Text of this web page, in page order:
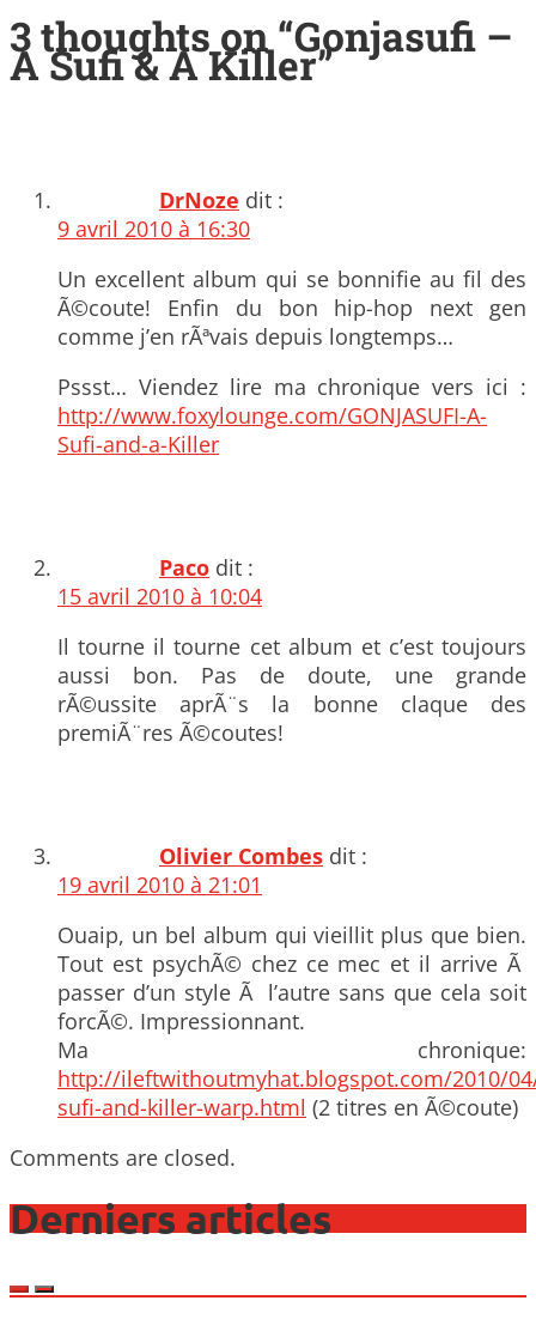
3 thoughts on “Gonjasufi –
A Sufi & A Killer”
DrNoze dit :
9 avril 2010 à 16:30
Un excellent album qui se bonnifie au fil des
Ã©coute! Enfin du bon hip-hop next gen
comme j’en rÃªvais depuis longtemps…
Pssst… Viendez lire ma chronique vers ici :
http://www.foxylounge.com/GONJASUFI-A-
Sufi-and-a-Killer
Paco dit :
15 avril 2010 à 10:04
Il tourne il tourne cet album et c’est toujours
aussi bon. Pas de doute, une grande
rÃ©ussite aprÃ¨s la bonne claque des
premiÃ¨res Ã©coutes!
Olivier Combes dit :
19 avril 2010 à 21:01
Ouaip, un bel album qui vieillit plus que bien.
Tout est psychÃ© chez ce mec et il arrive Ã
passer d’un style Ã l’autre sans que cela soit
forcÃ©. Impressionnant.
Ma chronique:
http://ileftwithoutmyhat.blogspot.com/2010/
sufi-and-killer-warp.html (2 titres en Ã©coute)
Comments are closed.
Derniers articles